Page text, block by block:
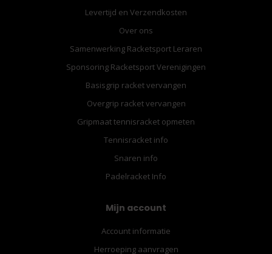
Levertijd en Verzendkosten
Over ons
Samenwerking Racketsport Leraren
Sponsoring Racketsport Verenigingen
Basisgrip racket vervangen
Overgrip racket vervangen
Gripmaat tennisracket opmeten
Tennisracket info
Snaren info
Padelracket Info
Mijn account
Account informatie
Herroeping aanvragen